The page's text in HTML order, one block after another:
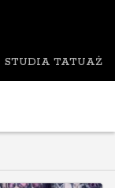
STUDIA TATUAŻU